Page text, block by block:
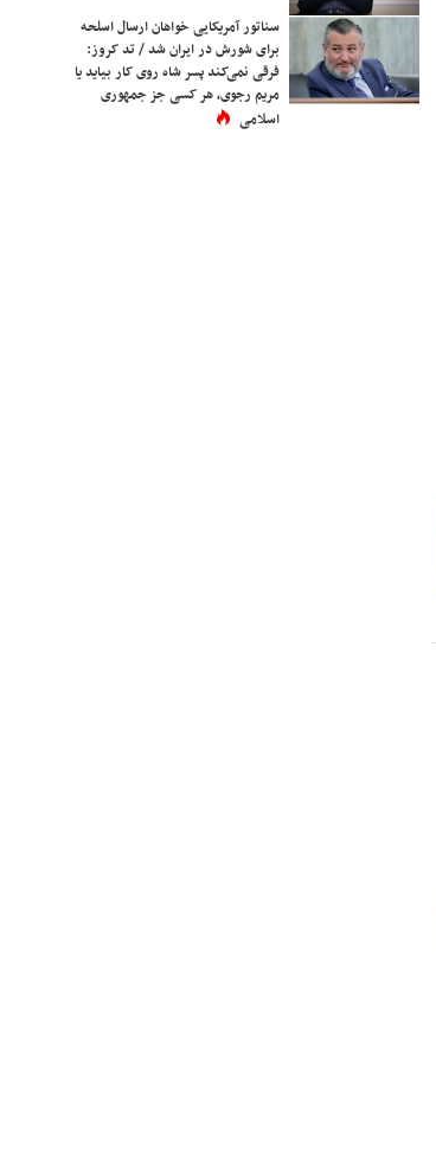
سناتور آمریکایی خواهان ارسال اسلحه
برای شورش در ایران شد / تد کروز:
فرقی نمی‌کند پسر شاه روی کار بیاید یا
مریم رجوی، هر کسی جز جمهوری
اسلامی